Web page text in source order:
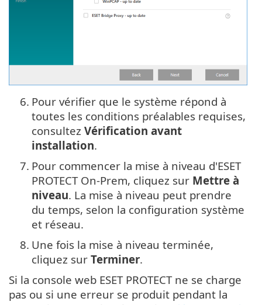
6. Pour vérifier que le système répond à
toutes les conditions préalables requises,
consultez Vérification avant
installation.
7. Pour commencer la mise à niveau d'ESET
PROTECT On-Prem, cliquez sur Mettre à
niveau. La mise à niveau peut prendre
du temps, selon la configuration système
et réseau.
8. Une fois la mise à niveau terminée,
cliquez sur Terminer.
Si la console web ESET PROTECT ne se charge
pas ou si une erreur se produit pendant la